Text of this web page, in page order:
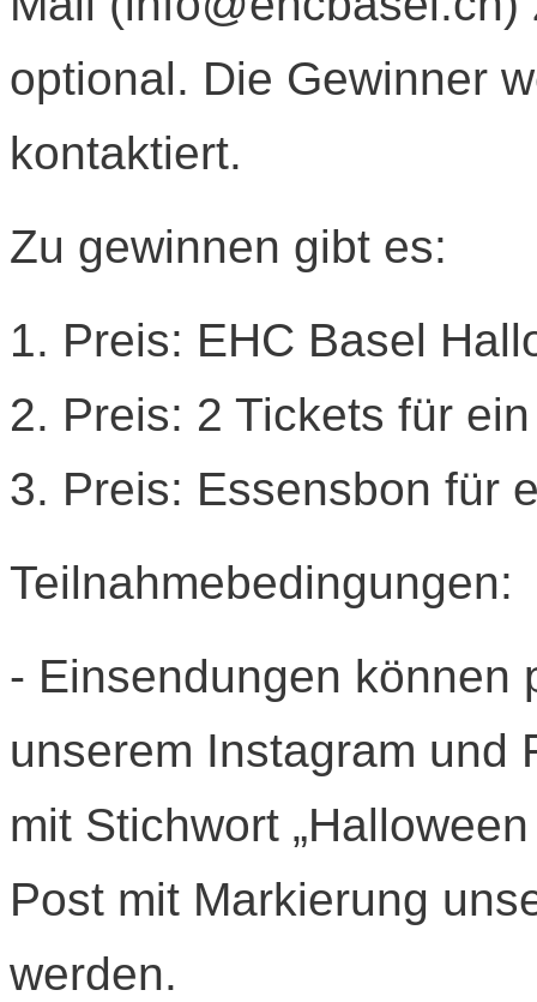
optional. Die Gewinner
kontaktiert.
Zu gewinnen gibt es:
1. Preis: EHC Basel
2. Preis: 2 Tickets für
3. Preis: Essensbon für
Teilnahmebedingungen:
- Einsendungen können
unserem Instagram und
mit Stichwort
Post mit Markierung
werden.